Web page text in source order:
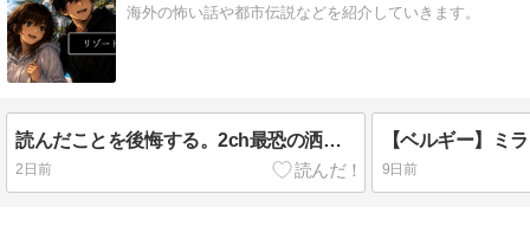
海外の怖い話や都市伝説などを紹介していきます。
読んだことを後悔する。2ch最恐の洒落怖のリゾートバイトが語り継がれる理由とは！？
2日前 9日前